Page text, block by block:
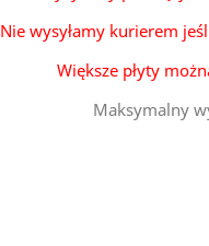
Nie wysyłamy kurierem
Większe płyty
Maksymalny